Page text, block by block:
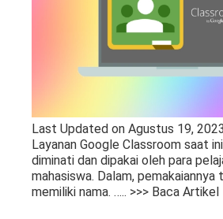
Last Updated on Agustus 19,
Layanan Google Classroom saat
diminati dan dipakai oleh para
mahasiswa. Dalam,
memiliki nama. ….. >>> Baca Artikel